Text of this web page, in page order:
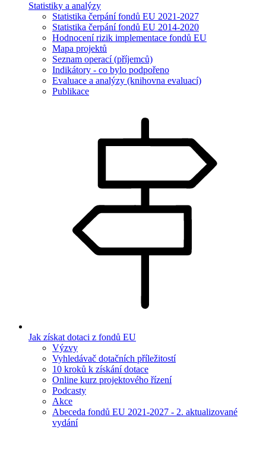
Statistiky a analýzy
Statistika čerpání fondů EU 2021-2027
Statistika čerpání fondů EU 2014-2020
Hodnocení rizik implementace fondů EU
Mapa projektů
Seznam operací (příjemců)
Indikátory - co bylo podpořeno
Evaluace a analýzy (knihovna evaluací)
Publikace
Jak získat dotaci z fondů EU
Výzvy
Vyhledávač dotačních příležitostí
10 kroků k získání dotace
Online kurz projektového řízení
Podcasty
Akce
Abeceda fondů EU 2021-2027 - 2. aktualizované
vydání